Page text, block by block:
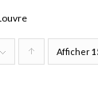
Afficher